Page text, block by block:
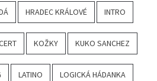
HRADEC KRÁLOVÉ INTRO
KOŽKY KUKO SANCHEZ
LATINO LOGICKÁ HÁDANKA